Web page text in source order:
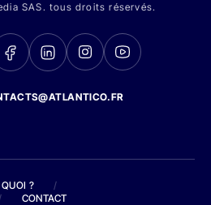
SAS. tous droits réservés.
?
/
/ CONTACT